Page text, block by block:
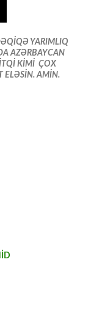
YARIMLIQ
AZƏRBAYCAN
KİMİ ÇOX
ELƏSİN. AMİN.